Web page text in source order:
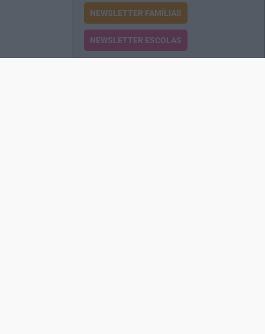
NEWSLETTER FAMÍLIAS
NEWSLETTER ESCOLAS